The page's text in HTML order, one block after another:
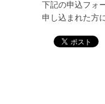
下記の申込フォ
申し込まれた方